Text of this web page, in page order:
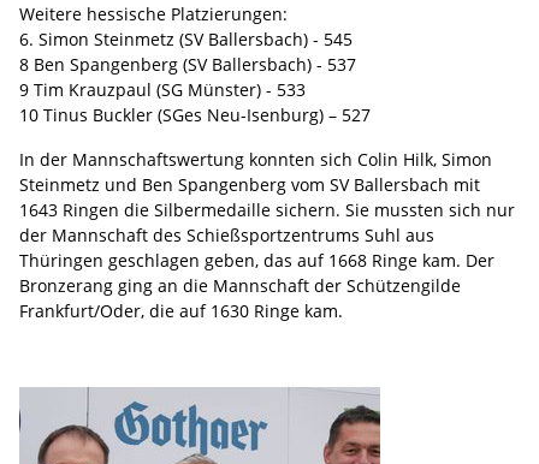
Weitere hessische Platzierungen:
6. Simon Steinmetz (SV Ballersbach) - 545
8 Ben Spangenberg (SV Ballersbach) - 537
9 Tim Krauzpaul (SG Münster) - 533
10 Tinus Buckler (SGes Neu-Isenburg) – 527
In der Mannschaftswertung konnten sich Colin Hilk, Simon
Steinmetz und Ben Spangenberg vom SV Ballersbach mit
1643 Ringen die Silbermedaille sichern. Sie mussten sich nur
der Mannschaft des Schießsportzentrums Suhl aus
Thüringen geschlagen geben, das auf 1668 Ringe kam. Der
Bronzerang ging an die Mannschaft der Schützengilde
Frankfurt/Oder, die auf 1630 Ringe kam.